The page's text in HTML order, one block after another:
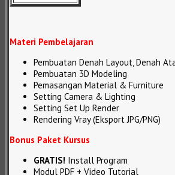
Materi Pembelajaran
Pembuatan Denah Layout, Denah
Pembuatan 3D Modeling
Pemasangan Material & Furniture
Setting Camera & Lighting
Setting Set Up Render
Rendering Vray (Eksport JPG/PNG)
Bonus Paket Kursus
GRATIS! Install Program
Modul PDF + Video Tutorial